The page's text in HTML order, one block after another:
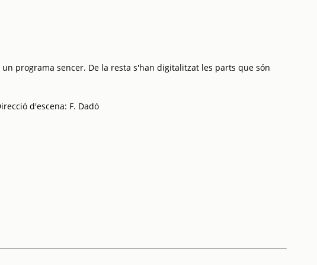
programa sencer. De la resta s'han digitalitzat les parts que són
d'escena: F. Dadó